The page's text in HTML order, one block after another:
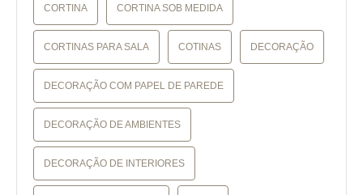
CORTINA CORTINA SOB MEDIDA
CORTINAS PARA SALA COTINAS DECORAÇÃO
DECORAÇÃO COM PAPEL DE PAREDE
DECORAÇÃO DE AMBIENTES
DECORAÇÃO DE INTERIORES